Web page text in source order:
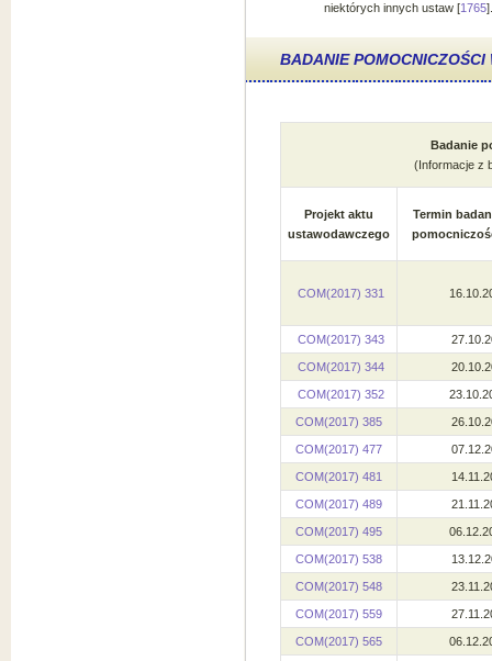
niektórych innych ustaw [1765].
BADANIE
Badanie
(Informacje z
Projekt aktu
ustawodawczego
Termin
COM(2017) 331
COM(2017) 343
COM(2017) 344
COM(2017) 352
COM(2017) 385
COM(2017) 477
COM(2017) 481
COM(2017) 489
COM(2017) 495
COM(2017) 538
COM(2017) 548
COM(2017) 559
COM(2017) 565